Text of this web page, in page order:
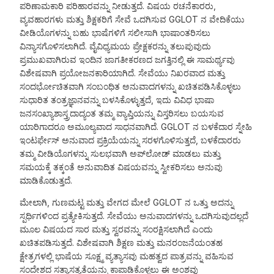
ಪರಿಣಾಮಕಾರಿ ಪರಿಹಾರವನ್ನು ನೀಡುತ್ತದೆ. ವಿಷಯ ರಚನೆಕಾರರು,
ವ್ಯವಹಾರಗಳು ಮತ್ತು ಶಿಕ್ಷಕರಿಗೆ ಸೇವೆ ಒದಗಿಸುವ GGLOT ನ ವೇದಿಕೆಯು
ವೀಡಿಯೊಗಳನ್ನು ಬಹು ಭಾಷೆಗಳಿಗೆ ಸಲೀಸಾಗಿ ಭಾಷಾಂತರಿಸಲು
ವಿನ್ಯಾಸಗೊಳಿಸಲಾಗಿದೆ. ವೈವಿಧ್ಯಮಯ ಪ್ರೇಕ್ಷಕರನ್ನು ತಲುಪುವುದು
ಪ್ರಮುಖವಾಗಿರುವ ಇಂದಿನ ಜಾಗತೀಕರಣದ ಜಗತ್ತಿನಲ್ಲಿ ಈ ಸಾಮರ್ಥ್ಯವು
ವಿಶೇಷವಾಗಿ ಪ್ರಯೋಜನಕಾರಿಯಾಗಿದೆ. ಸೇವೆಯು ನಿಖರವಾದ ಮತ್ತು
ಸಂದರ್ಭೋಚಿತವಾಗಿ ಸಂಬಂಧಿತ ಅನುವಾದಗಳನ್ನು ಖಚಿತಪಡಿಸಿಕೊಳ್ಳಲು
ಸುಧಾರಿತ ತಂತ್ರಜ್ಞಾನವನ್ನು ಬಳಸಿಕೊಳ್ಳುತ್ತದೆ, ಇದು ವಿವಿಧ ಭಾಷಾ
ಜನಸಂಖ್ಯಾಶಾಸ್ತ್ರದಾದ್ಯಂತ ತಮ್ಮ ವ್ಯಾಪ್ತಿಯನ್ನು ವಿಸ್ತರಿಸಲು ಬಯಸುವ
ಯಾರಿಗಾದರೂ ಅಮೂಲ್ಯವಾದ ಸಾಧನವಾಗಿದೆ. GGLOT ನ ಬಳಕೆದಾರ ಸ್ನೇಹಿ
ಇಂಟರ್ಫೇಸ್ ಅನುವಾದ ಪ್ರಕ್ರಿಯೆಯನ್ನು ಸರಳಗೊಳಿಸುತ್ತದೆ, ಬಳಕೆದಾರರು
ತಮ್ಮ ವೀಡಿಯೊಗಳನ್ನು ಸುಲಭವಾಗಿ ಅಪ್‌ಲೋಡ್ ಮಾಡಲು ಮತ್ತು
ಸಮಯಕ್ಕೆ ತಕ್ಕಂತೆ ಅನುವಾದಿತ ವಿಷಯವನ್ನು ಸ್ವೀಕರಿಸಲು ಅನುವು
ಮಾಡಿಕೊಡುತ್ತದೆ.
ಮೇಲಾಗಿ, ಗುಣಮಟ್ಟ ಮತ್ತು ವೇಗದ ಮೇಲೆ GGLOT ನ ಒತ್ತು ಅದನ್ನು
ಸ್ಪರ್ಧಿಗಳಿಂದ ಪ್ರತ್ಯೇಕಿಸುತ್ತದೆ. ಸೇವೆಯು ಅನುವಾದಗಳನ್ನು ಒದಗಿಸುವುದಲ್ಲದೆ
ಮೂಲ ವಿಷಯದ ಸಾರ ಮತ್ತು ಸ್ವರವನ್ನು ಸಂರಕ್ಷಿಸಲಾಗಿದೆ ಎಂದು
ಖಚಿತಪಡಿಸುತ್ತದೆ. ವಿಶೇಷವಾಗಿ ಶಿಕ್ಷಣ ಮತ್ತು ಮನರಂಜನೆಯಂತಹ
ಕ್ಷೇತ್ರಗಳಲ್ಲಿ ಭಾಷೆಯ ಸೂಕ್ಷ್ಮ ವ್ಯತ್ಯಾಸವು ಮಹತ್ವದ ಪಾತ್ರವನ್ನು ವಹಿಸುವ
ಸಂದೇಶದ ಸತ್ಯಾಸತ್ಯತೆಯನ್ನು ಕಾಪಾಡಿಕೊಳ್ಳಲು ಈ ಅಂಶವು